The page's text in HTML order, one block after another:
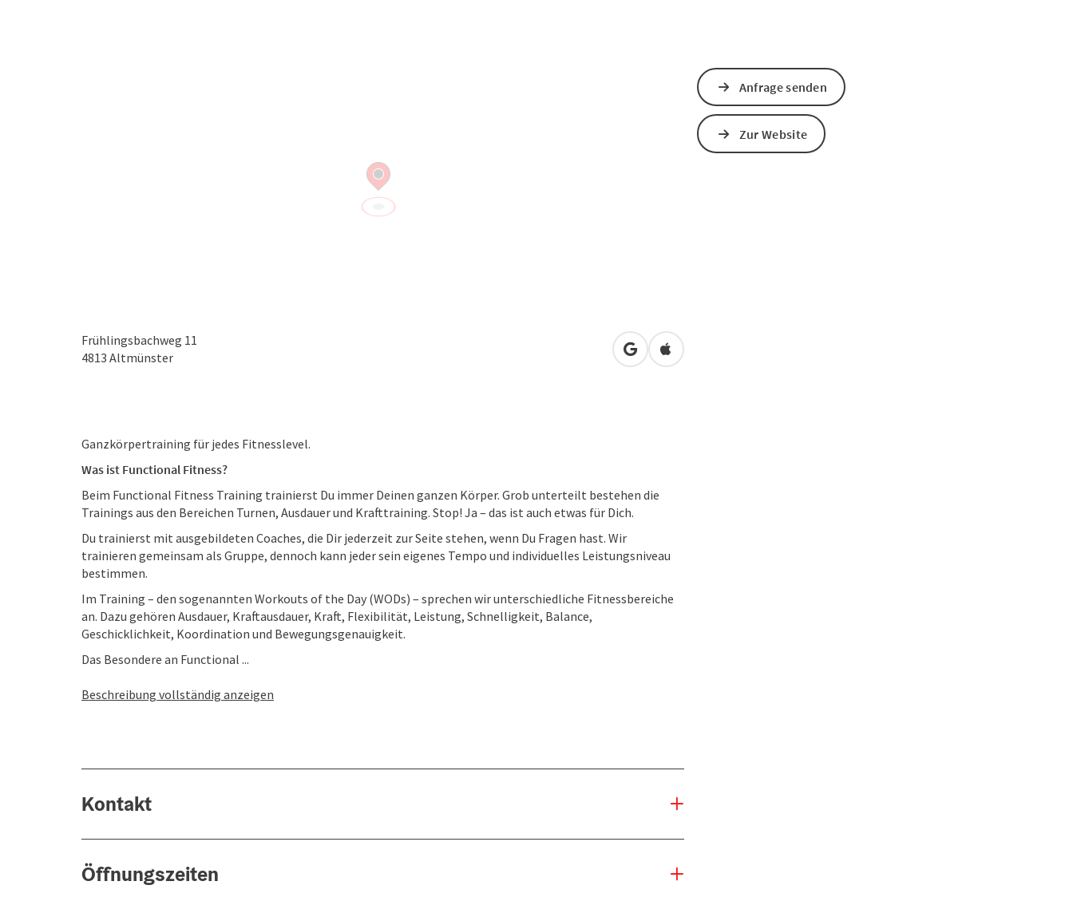
Frühlingsbachweg 11
4813 Altmünster in Google Maps öffnen
in Apple Maps öffnen
Ganzkörpertraining für jedes Fitnesslevel.
Was ist Functional Fitness?
Beim Functional Fitness Training trainierst Du immer Deinen ganzen Körper. Grob unterteilt bestehen die
Trainings aus den Bereichen Turnen, Ausdauer und Krafttraining. Stop! Ja – das ist auch etwas für Dich.
Du trainierst mit ausgebildeten Coaches, die Dir jederzeit zur Seite stehen, wenn Du Fragen hast. Wir
trainieren gemeinsam als Gruppe, dennoch kann jeder sein eigenes Tempo und individuelles Leistungsniveau
bestimmen.
Im Training – den sogenannten Workouts of the Day (WODs) – sprechen wir unterschiedliche Fitnessbereiche
an. Dazu gehören Ausdauer, Kraftausdauer, Kraft, Flexibilität, Leistung, Schnelligkeit, Balance,
Geschicklichkeit, Koordination und Bewegungsgenauigkeit.
Das Besondere an Functional ...
Beschreibung vollständig anzeigen
Kontakt
Öffnungszeiten
Anfrage senden
Zur Website